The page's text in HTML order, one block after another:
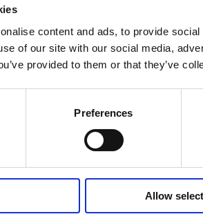
content and ads, to provide
of our site with our social media,
provided to them or that they’ve
Preferences
Allow